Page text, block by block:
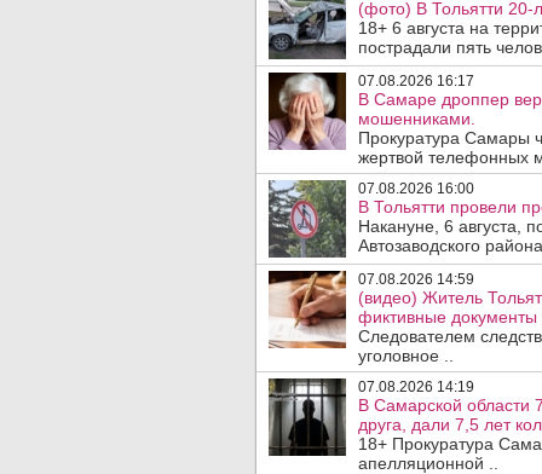
(фото) В Тольятти 20-
18+ 6 августа на
пострадали пять
07.08.2026 16:17
В Самаре дроппер
мошенниками.
Прокуратура Самары
жертвой телефонных
07.08.2026 16:00
В Тольятти провели
Накануне, 6 августа,
Автозаводского
07.08.2026 14:59
(видео) Житель
фиктивные документы
Следователем
уголовное ..
07.08.2026 14:19
В Самарской области
друга, дали 7,5 лет
18+ Прокуратура
апелляционной ..